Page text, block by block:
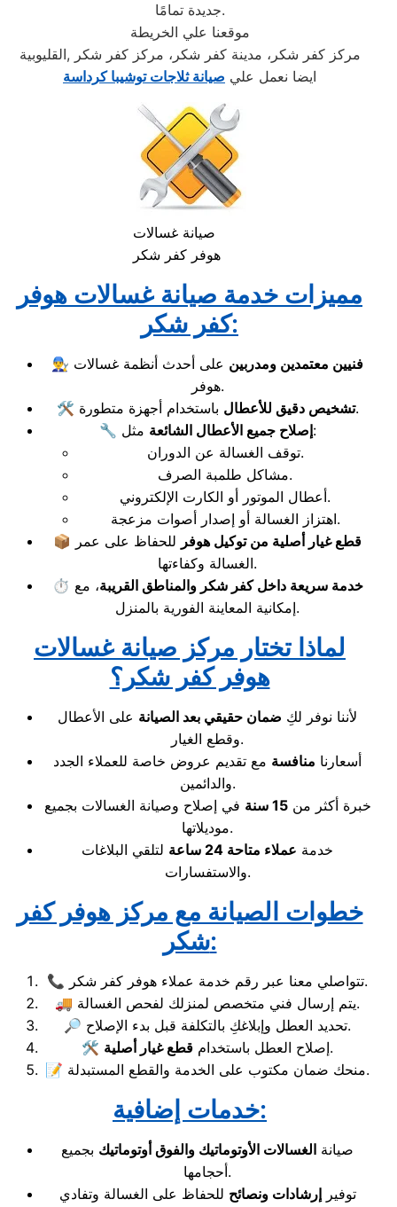
جديدة تمامًا.
موقعنا علي الخريطة
مركز كفر شكر، مدينة كفر شكر، مركز كفر شكر ,القليوبية
ايضا نعمل علي صيانة ثلاجات توشيبا كرداسة
صيانة غسالات
هوفر كفر شكر
مميزات خدمة صيانة غسالات هوفر
كفر شكر:
👨‍🔧 فنيين معتمدين ومدربين على أحدث أنظمة غسالات
هوفر.
🛠️
تشخيص دقيق للأعطالباستخدام أجهزة متطورة.
🔧
إصلاح جميع الأعطال الشائعةمثل:
توقف الغسالة عن الدوران.
مشاكل طلمبة الصرف.
أعطال الموتور أو الكارت الإلكتروني.
اهتزاز الغسالة أو إصدار أصوات مزعجة.
📦
قطع غيار أصلية من توكيل هوفر للحفاظ على عمر
الغسالة وكفاءتها.
⏱️
خدمة سريعة داخل كفر شكر والمناطق القريبة، مع
إمكانية المعاينة الفورية بالمنزل.
لماذا تختار مركز صيانة غسالات
هوفر كفر شكر؟
لأننا نوفر لكِ ضمان حقيقي بعد الصيانة على الأعطال
وقطع الغيار.
أسعارنا منافسة مع تقديم عروض خاصة للعملاء الجدد
والدائمين.
خبرة أكثر من15 سنة
في إصلاح وصيانة الغسالات بجميع
موديلاتها.
خدمة عملاء متاحة 24 ساعة
لتلقي البلاغات
والاستفسارات.
خطوات الصيانة مع مركز هوفر كفر
شكر:
📞 تتواصلي معنا عبر رقم خدمة عملاء هوفر كفر شكر.
🚚 يتم إرسال فني متخصص لمنزلك لفحص الغسالة.
🔎 تحديد العطل وإبلاغكِ بالتكلفة قبل بدء الإصلاح.
🛠️ إصلاح العطل باستخدام قطع غيار أصلية
.
📝 منحك ضمان مكتوب على الخدمة والقطع المستبدلة.
خدمات إضافية:
صيانة الغسالات الأوتوماتيك والفوق أوتوماتيك بجميع
أحجامها.
توفيرإرشادات ونصائح للحفاظ على الغسالة وتفادي